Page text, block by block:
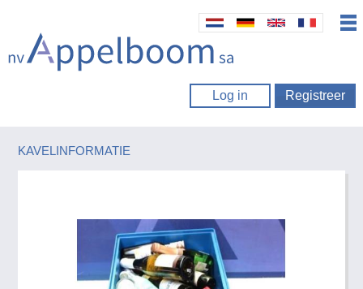
Log in Registreer
KAVELINFORMATIE